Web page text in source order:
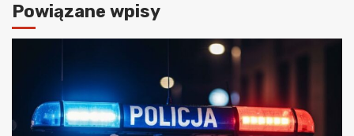
Powiązane wpisy